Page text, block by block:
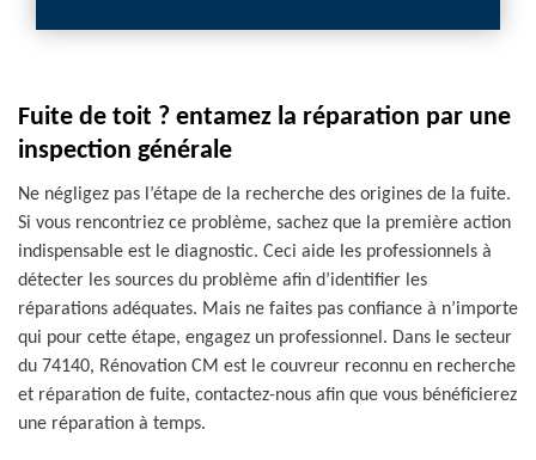
Fuite de toit ? entamez la réparation par une
inspection générale
Ne négligez pas l’étape de la recherche des origines de la fuite.
Si vous rencontriez ce problème, sachez que la première action
indispensable est le diagnostic. Ceci aide les professionnels à
détecter les sources du problème afin d’identifier les
réparations adéquates. Mais ne faites pas confiance à n’importe
qui pour cette étape, engagez un professionnel. Dans le secteur
du 74140, Rénovation CM est le couvreur reconnu en recherche
et réparation de fuite, contactez-nous afin que vous bénéficierez
une réparation à temps.